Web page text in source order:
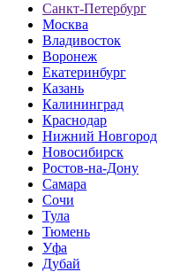
Санкт-Петербург
Москва
Владивосток
Воронеж
Екатеринбург
Казань
Калининград
Краснодар
Нижний Новгород
Новосибирск
Ростов-на-Дону
Самара
Сочи
Тула
Тюмень
Уфа
Дубай